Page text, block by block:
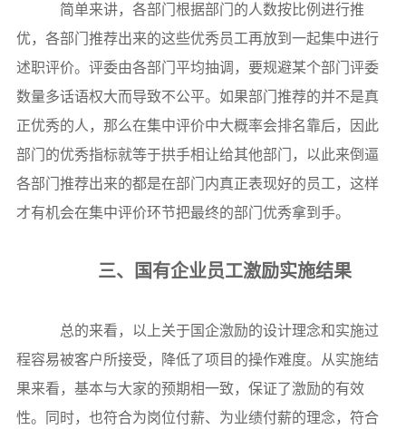
简单来讲，各部门根据部门的人数按比例进行推
优，各部门推荐出来的这些优秀员工再放到一起集中进行
述职评价。评委由各部门平均抽调，要规避某个部门评委
数量多话语权大而导致不公平。如果部门推荐的并不是真
正优秀的人，那么在集中评价中大概率会排名靠后，因此
部门的优秀指标就等于拱手相让给其他部门，以此来倒逼
各部门推荐出来的都是在部门内真正表现好的员工，这样
才有机会在集中评价环节把最终的部门优秀拿到手。
三、国有企业员工激励实施结果
总的来看，以上关于国企激励的设计理念和实施过
程容易被客户所接受，降低了项目的操作难度。从实施结
果来看，基本与大家的预期相一致，保证了激励的有效
性。同时，也符合为岗位付薪、为业绩付薪的理念，符合